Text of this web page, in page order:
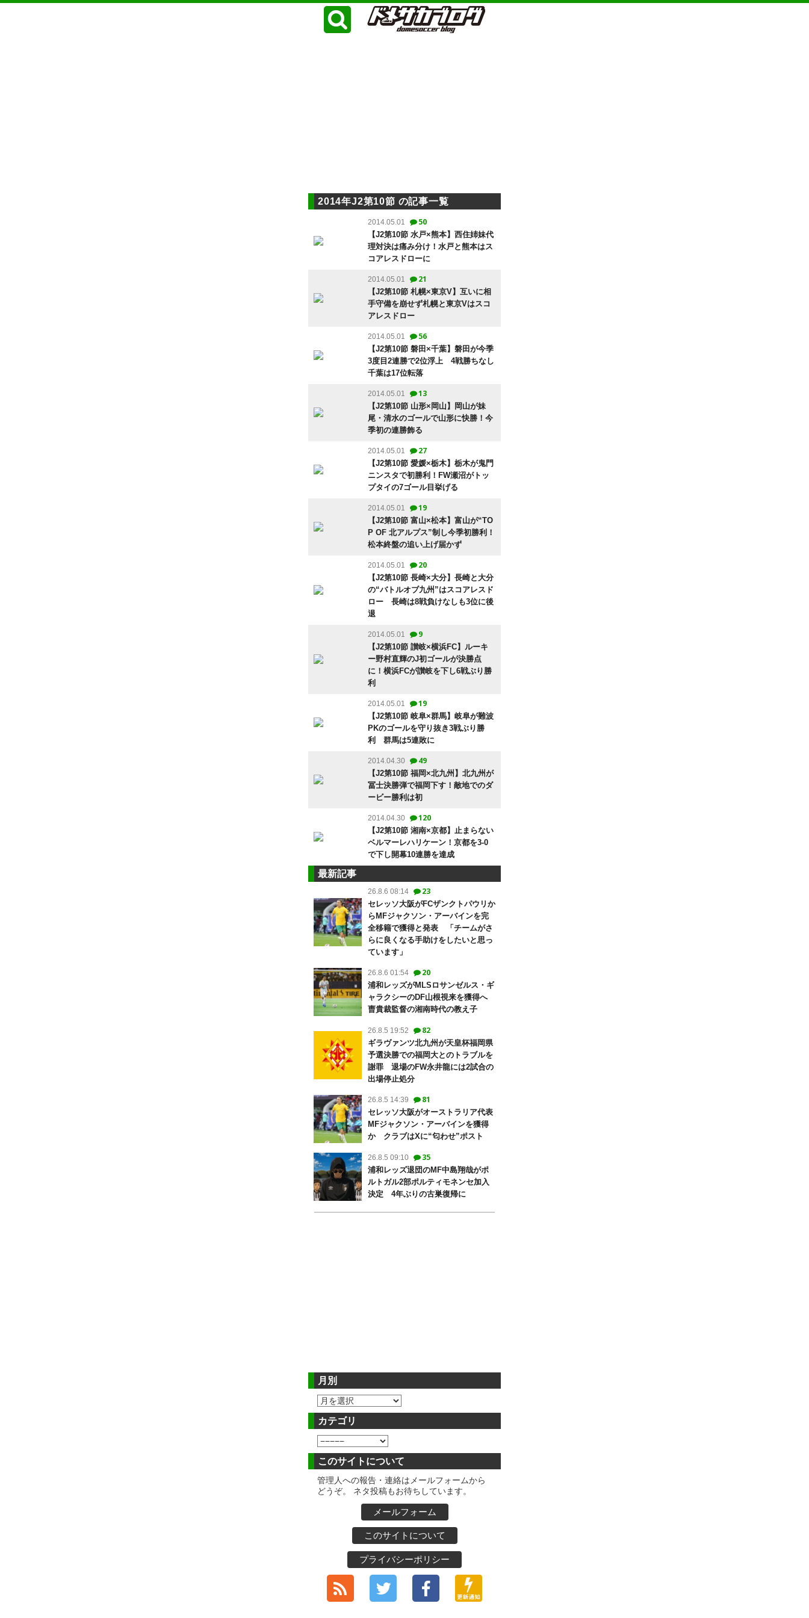
2014年J2第10節 の記事一覧
2014.05.01 50
【J2第10節 水戸×熊本】西住姉妹代
理対決は痛み分け！水戸と熊本はス
コアレスドローに
2014.05.01 21
【J2第10節 札幌×東京V】互いに相
手守備を崩せず札幌と東京Vはスコ
アレスドロー
2014.05.01 56
【J2第10節 磐田×千葉】磐田が今季
3度目2連勝で2位浮上 4戦勝ちなし
千葉は17位転落
2014.05.01 13
【J2第10節 山形×岡山】岡山が妹
尾・清水のゴールで山形に快勝！今
季初の連勝飾る
2014.05.01 27
【J2第10節 愛媛×栃木】栃木が鬼門
ニンスタで初勝利！FW瀬沼がトッ
プタイの7ゴール目挙げる
2014.05.01 19
【J2第10節 富山×松本】富山が“TO
P OF 北アルプス”制し今季初勝利！
松本終盤の追い上げ届かず
2014.05.01 20
【J2第10節 長崎×大分】長崎と大分
の“バトルオブ九州”はスコアレスド
ロー 長崎は8戦負けなしも3位に後
退
2014.05.01 9
【J2第10節 讃岐×横浜FC】ルーキ
ー野村直輝のJ初ゴールが決勝点
に！横浜FCが讃岐を下し6戦ぶり勝
利
2014.05.01 19
【J2第10節 岐阜×群馬】岐阜が難波
PKのゴールを守り抜き3戦ぶり勝
利 群馬は5連敗に
2014.04.30 49
【J2第10節 福岡×北九州】北九州が
冨士決勝弾で福岡下す！敵地でのダ
ービー勝利は初
2014.04.30 120
【J2第10節 湘南×京都】止まらない
ベルマーレハリケーン！京都を3-0
で下し開幕10連勝を達成
最新記事
26.8.6 08:14 23
セレッソ大阪がFCザンクトパウリか
らMFジャクソン・アーバインを完
全移籍で獲得と発表 「チームがさ
らに良くなる手助けをしたいと思っ
ています」
26.8.6 01:54 20
浦和レッズがMLSロサンゼルス・ギ
ャラクシーのDF山根視来を獲得へ
曺貴裁監督の湘南時代の教え子
26.8.5 19:52 82
ギラヴァンツ北九州が天皇杯福岡県
予選決勝での福岡大とのトラブルを
謝罪 退場のFW永井龍には2試合の
出場停止処分
26.8.5 14:39 81
セレッソ大阪がオーストラリア代表
MFジャクソン・アーバインを獲得
か クラブはXに“匂わせ”ポスト
26.8.5 09:10 35
浦和レッズ退団のMF中島翔哉がポ
ルトガル2部ポルティモネンセ加入
決定 4年ぶりの古巣復帰に
月別
カテゴリ
このサイトについて
管理人への報告・連絡はメールフォームから
どうぞ。 ネタ投稿もお待ちしています。
メールフォーム
このサイトについて
プライバシーポリシー